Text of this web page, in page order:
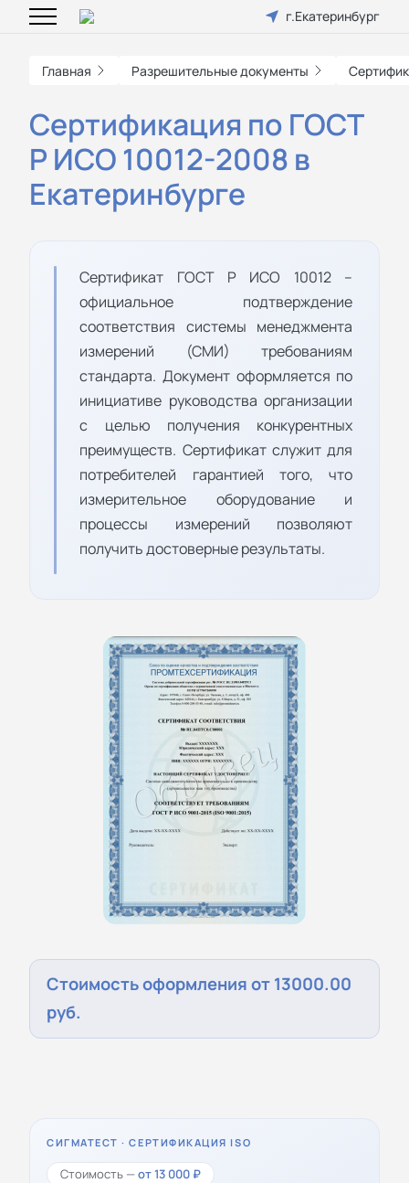
г.Екатеринбург
Главная Разрешительные документы
Сертификация по ГОСТ
Р ИСО 10012-2008 в
Екатеринбурге
Сертификат ГОСТ Р ИСО 10012 –
официальное подтверждение
соответствия системы менеджмента
измерений (СМИ) требованиям
стандарта. Документ оформляется по
инициативе руководства организации
с целью получения конкурентных
преимуществ. Сертификат служит для
потребителей гарантией того, что
измерительное оборудование и
процессы измерений позволяют
получить достоверные результаты.
Стоимость оформления от 13000.00
руб.
СИГМАТЕСТ · СЕРТИФИКАЦИЯ ISO
Стоимость —от 13 000 ₽